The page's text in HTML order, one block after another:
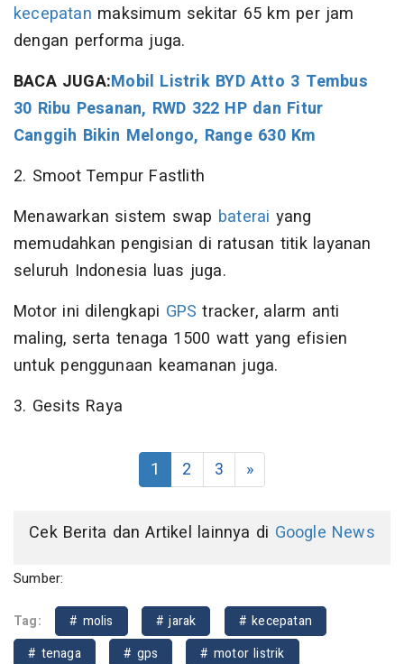
kecepatan maksimum sekitar 65 km per jam
dengan performa juga.
BACA JUGA:Mobil Listrik BYD Atto 3 Tembus
30 Ribu Pesanan, RWD 322 HP dan Fitur
Canggih Bikin Melongo, Range 630 Km
2. Smoot Tempur Fastlith
Menawarkan sistem swap baterai yang
memudahkan pengisian di ratusan titik layanan
seluruh Indonesia luas juga.
Motor ini dilengkapi GPS tracker, alarm anti
maling, serta tenaga 1500 watt yang efisien
untuk penggunaan keamanan juga.
3. Gesits Raya
1 2 3 »
Cek Berita dan Artikel lainnya di Google News
Sumber:
Tag: # molis # jarak
# kecepatan
# tenaga
# gps
# motor listrik